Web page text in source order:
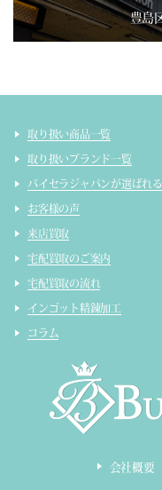
豊島
取り扱い商品一覧
取り扱いブランド一覧
バイセラジャパンが選ばれ
お客様の声
来店買取
宅配買取のご案内
宅配買取の流れ
インゴット精錬加工
コラム
会社概要